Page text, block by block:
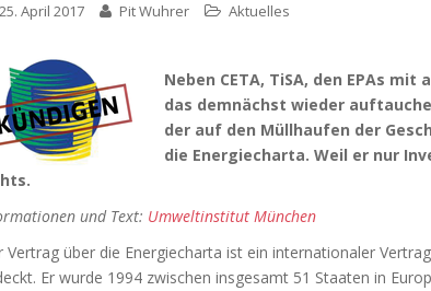
25. April 2017 Pit Wuhrer Aktuelles
Neben CETA, TiSA, den EPAs
das demnächst wieder
der auf den Müllhaufen der
die Energiecharta. Weil er nur
und Text: Umweltinstitut München
Vertrag über die Energiecharta ist ein internationaler
Er wurde 1994 zwischen insgesamt 51 Staaten in